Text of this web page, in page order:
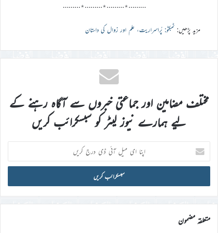
………٭………٭………٭………
مزید پڑھیں: ٹمبکٹو: پُراسراریت، علم اور زوال کی داستان
مختلف مضامین اور جماعتی خبروں سے آگاہ رہنے کے
لیے ہمارے نیوز لیٹر کو سبسکرائب کریں
اپنا
ای
میل
ڈی
درج
کریں
متعلقہ مضمون